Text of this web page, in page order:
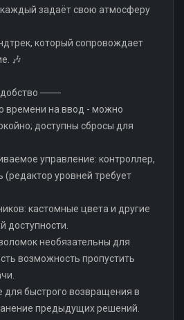
задаёт свою атмосферу
который сопровождает
🎶
───
времени на ввод - можно
доступны сбросы для
управление: контроллер,
уровней требует
кастомные цвета и другие
доступности.
необязательны для
возможность пропустить
для быстрого возвращения в
предыдущих решений.